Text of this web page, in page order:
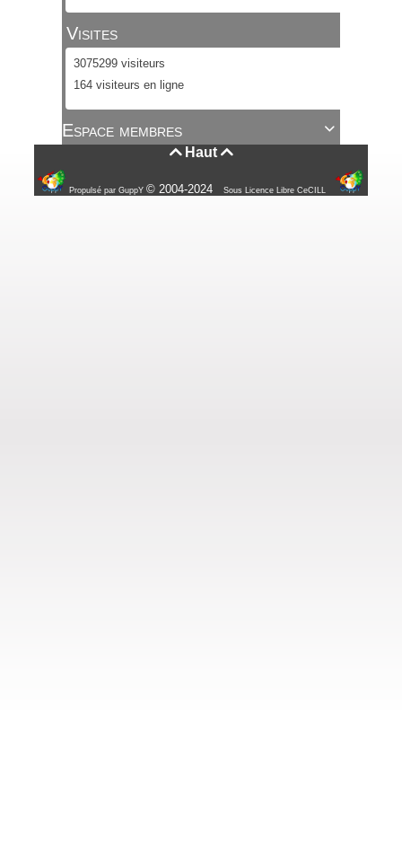
Visites
3075299 visiteurs
164 visiteurs en ligne

Espace membres
Haut 
Propulsé par GuppY© 2004-2024 Sous Licence Libre CeCILL